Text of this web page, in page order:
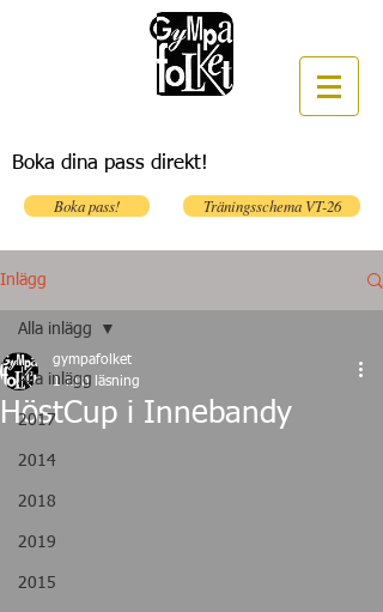
Boka dina pass direkt!
Boka pass! Träningsschema VT-26
Inlägg
Alla inlägg
2017
2014
2018
2019
2015
Alla inlägg
HöstCup i Innebandy
gympafolket
1 min läsning